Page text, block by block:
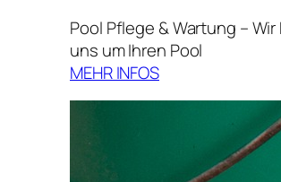
Pool Pflege & Wartung –
uns um Ihren Pool
MEHR INFOS